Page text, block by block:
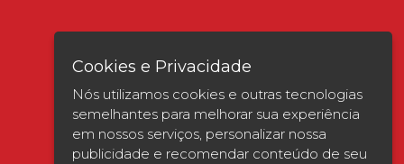
Cookies e Privacidade
Nós utilizamos cookies e outras tecnologias
semelhantes para melhorar sua experiência
em nossos serviços, personalizar nossa
publicidade e recomendar conteúdo de seu